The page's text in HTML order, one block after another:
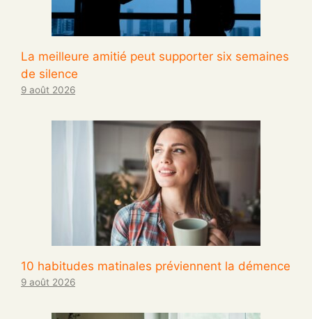
La meilleure amitié peut supporter six semaines
de silence
9 août 2026
10 habitudes matinales préviennent la démence
9 août 2026